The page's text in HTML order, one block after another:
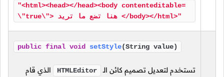
"<html><head></head><body contenteditable=
\"true\"> هنا تضع ما تريد </body></html>"
public final void setStyle(String value)
تستخدم لتعديل تصميم كائن الـ HTMLEditor الذي قام